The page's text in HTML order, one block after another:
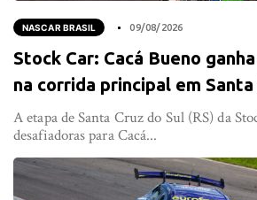
NASCAR BRASIL 09/08/2026
Stock Car: Cacá Bueno
na corrida principal em
A etapa de Santa Cruz do Sul (RS) da
desafiadoras para Cacá...